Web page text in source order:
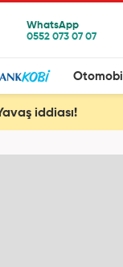
Otomobil
iddiası!